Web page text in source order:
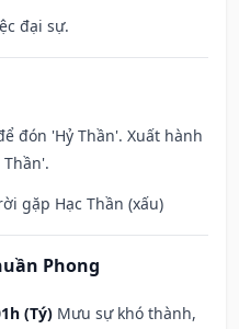
đại sự.
đón 'Hỷ Thần'. Xuất hành
gặp Hạc Thần (xấu)
Phong
(Tý) Mưu sự khó thành,